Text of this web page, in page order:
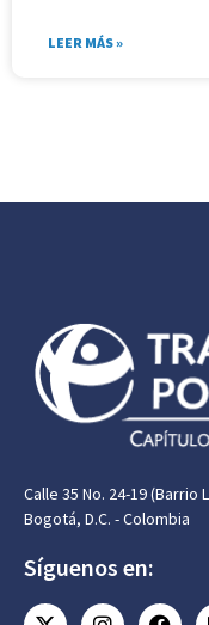
LEER MÁS »
Calle 35 No. 24-19 (Barrio
Bogotá, D.C. - Colombia
Síguenos en: